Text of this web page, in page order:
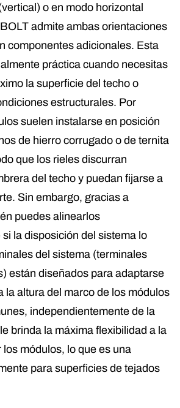
o en modo horizontal
admite ambas orientaciones
componentes adicionales. Esta
práctica cuando necesitas
la superficie del techo o
estructurales. Por
suelen instalarse en posición
de hierro corrugado o de ternita
que los rieles discurran
del techo y puedan fijarse a
Sin embargo, gracias a
puedes alinearlos
la disposición del sistema lo
del sistema (terminales
están diseñados para adaptarse
la altura del marco de los módulos
independientemente de la
brinda la máxima flexibilidad a la
módulos, lo que es una
para superficies de tejados